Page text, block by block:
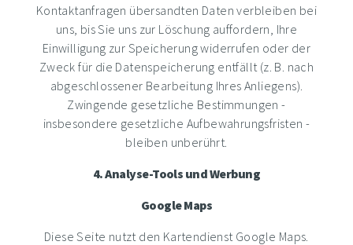
Kontaktanfragen übersandten Daten verbleiben bei
uns, bis Sie uns zur Löschung auffordern, Ihre
Einwilligung zur Speicherung widerrufen oder der
Zweck für die Datenspeicherung entfällt (z. B. nach
abgeschlossener Bearbeitung Ihres Anliegens).
Zwingende gesetzliche Bestimmungen -
insbesondere gesetzliche Aufbewahrungsfristen -
bleiben unberührt.
4. Analyse-Tools und Werbung
Google Maps
Diese Seite nutzt den Kartendienst Google Maps.